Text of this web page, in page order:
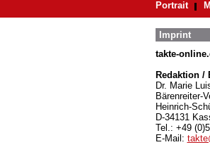
Portrait
Imprint
takte-
Redaktion /
Dr. Marie
Bärenreiter-
Heinrich-
D-34131
Tel.: +49
E-Mail: